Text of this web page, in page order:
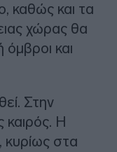
καθώς και τα
χώρας θα
και
Στην
καιρός. Η
κυρίως στα